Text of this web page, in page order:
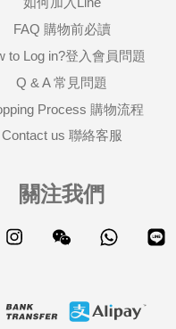
FAQ 購物前必讀
to Log in?登入會員問題
Q & A 常見問題
Process 購物流程
Contact us 聯絡客服
關注我們
Instagram Wechat Whatsapp